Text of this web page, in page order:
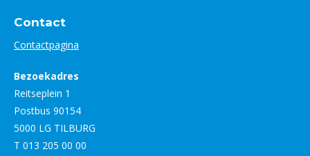
Contact
Contactpagina
Bezoekadres
Reitseplein 1
Postbus 90154
5000 LG TILBURG
T 013 205 00 00